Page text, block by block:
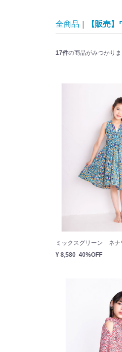
全商品 【販売
17件の商品がみつかりま
ミックスグリーン ネナ
¥ 8,580 40%OFF